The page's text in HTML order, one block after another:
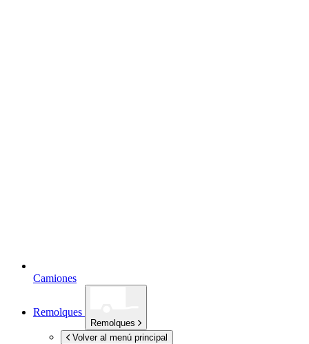
Camiones
Remolques
Remolques
Volver al menú principal